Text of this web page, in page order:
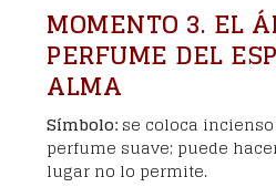
MOMENTO 3. EL
PERFUME DEL
ALMA
Símbolo: se coloca
perfume suave; puede
lugar no lo permite.